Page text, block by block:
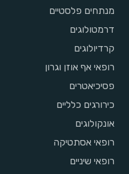
מנתחים פלסטיים
דרמטולוגים
קרדיולוגים
רופאי אף אוזן וגרון
פסיכיאטרים
כירורגים כלליים
אונקולוגים
רופאי אסתטיקה
רופאי שיניים